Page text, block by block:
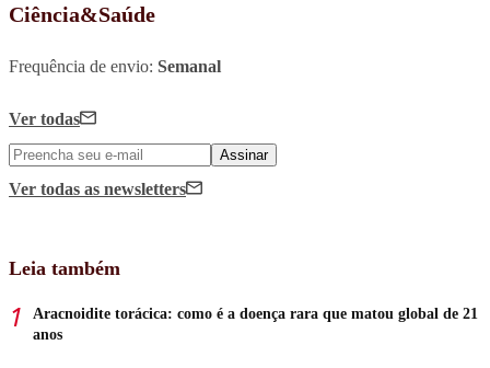
Ciência&Saúde
Frequência de envio: Semanal
Ver todas
Assinar
Ver todas as newsletters
Leia também
Aracnoidite torácica: como é a doença rara que matou global de 21
anos